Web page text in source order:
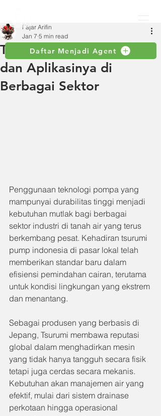
Daftar Menjadi Agent
Tsurumi Pump Indonesia
dan Aplikasinya di
Berbagai Sektor
Fajar Arifin
Jan 7 5 min read
Penggunaan teknologi pompa yang
mampunyai durabilitas tinggi menjadi
kebutuhan mutlak bagi berbagai
sektor industri di tanah air yang terus
berkembang pesat. Kehadiran tsurumi
pump indonesia di pasar lokal telah
memberikan standar baru dalam
efisiensi pemindahan cairan, terutama
untuk kondisi lingkungan yang ekstrem
dan menantang.
Sebagai produsen yang berbasis di
Jepang, Tsurumi membawa reputasi
global dalam menghadirkan mesin
yang tidak hanya tangguh secara fisik
tetapi juga cerdas secara mekanis.
Kebutuhan akan manajemen air yang
efektif, mulai dari sistem drainase
perkotaan hingga operasional